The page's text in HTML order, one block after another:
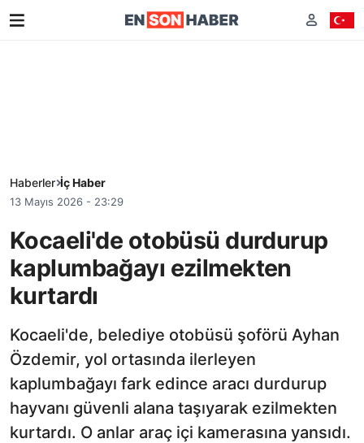
Haberler İç Haber
13 Mayıs 2026 - 23:29
Kocaeli'de otobüsü durdurup
kaplumbağayı ezilmekten
kurtardı
Kocaeli'de, belediye otobüsü şoförü Ayhan
Özdemir, yol ortasında ilerleyen
kaplumbağayı fark edince aracı durdurup
hayvanı güvenli alana taşıyarak ezilmekten
kurtardı. O anlar araç içi kamerasına yansıdı.